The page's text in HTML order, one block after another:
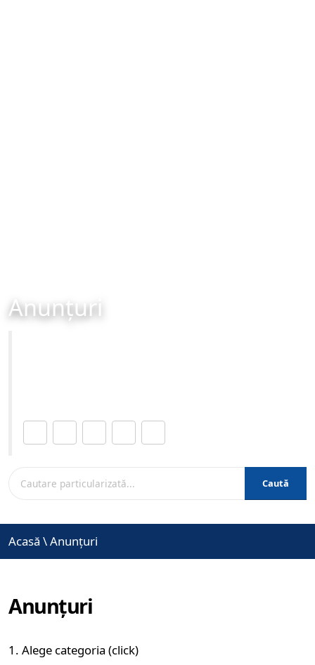
Anunțuri
Caută
Acasă \Anunțuri
Anunțuri
1. Alege categoria (click)